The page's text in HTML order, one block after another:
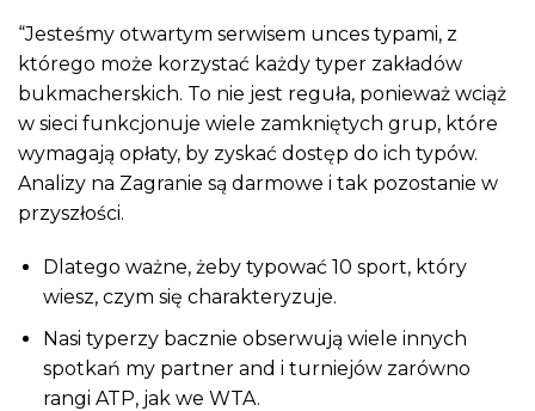
“Jesteśmy otwartym serwisem unces typami, z
którego może korzystać każdy typer zakładów
bukmacherskich. To nie jest reguła, ponieważ wciąż
w sieci funkcjonuje wiele zamkniętych grup, które
wymagają opłaty, by zyskać dostęp do ich typów.
Analizy na Zagranie są darmowe i tak pozostanie w
przyszłości.
Dlatego ważne, żeby typować 10 sport, który
wiesz, czym się charakteryzuje.
Nasi typerzy bacznie obserwują wiele innych
spotkań my partner and i turniejów zarówno
rangi ATP, jak we WTA.